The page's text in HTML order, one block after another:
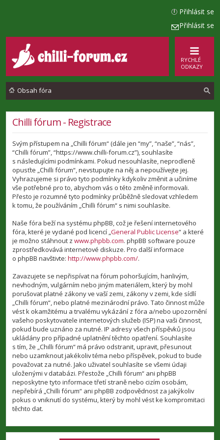
Přihlásit se
Přihlásit se
RYCHLÉ
ODKAZY
Obsah fóra
Chilli fórum - Registrace
Svým přístupem na „Chilli fórum“ (dále jen “my”, “naše”, “nás”,
“Chilli fórum”, “https://www.chilli-forum.cz”), souhlasíte
s následujícími podmínkami. Pokud nesouhlasíte, neprodleně
opusťte „Chilli fórum“, nevstupujte na něj a nepoužívejte jej.
Vyhrazujeme si právo tyto podmínky kdykoliv změnit a učiníme
vše potřebné pro to, abychom vás o této změně informovali.
Přesto je rozumné tyto podmínky průběžně sledovat vzhledem
k tomu, že používáním „Chilli fórum“ s nimi souhlasíte.
Naše fóra beží na systému phpBB, což je řešení internetového
fóra, které je vydané pod licencí „General Public License“ a které
je možno stáhnout z www.phpbb.com. phpBB software pouze
zprostředkovává internetové diskuze. Pro další informace
o phpBB navštivte: http://www.phpbb.com/.
Zavazujete se nepřispívat na fórum pohoršujícím, hanlivým,
nevhodným, vulgárním nebo jiným materiálem, který by mohl
porušovat platné zákony ve vaší zemi, zákony v zemi, kde sídlí
„Chilli fórum“, nebo platné mezinárodní právo. Tato činnost může
vést k okamžitému a trvalému vykázání z fóra a/nebo upozornění
vašeho poskytovatele internetových služeb (ISP) na vaši činnost,
pokud bude uznáno za nutné. IP adresy všech příspěvků jsou
ukládány pro případné uplatnění těchto opatření. Souhlasíte
s tím, že „Chilli fórum“ má právo odstranit, upravit, přesunout
nebo uzamknout jakékoliv téma nebo příspěvek, pokud to bude
považovat za nutné. Jako uživatel souhlasíte se všemi údaji
uloženými v databázi. Přestože „Chilli fórum“ ani phpBB
neposkytne tyto informace třetí straně nebo cizím osobám,
nepřebírá „Chilli fórum“ ani phpBB zodpovědnost za jakýkoliv
pokus o vniknutí do systému, který by mohl vést ke kompromitaci
těchto dat.